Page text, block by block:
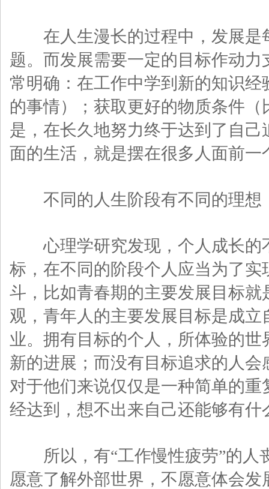
在人生漫长的过程中，发展是
题。而发展需要一定的目标作动
常明确：在工作中学到新的知识
的事情）；获取更好的物质条件
是，在长久地努力终于达到了自
面的生活，就是摆在很多人面前
不同的人生阶段有不同的理想
心理学研究发现，个人成长的
标，在不同的阶段个人应当为了
斗，比如青春期的主要发展目标
观，青年人的主要发展目标是成
业。拥有目标的个人，所体验的
新的进展；而没有目标追求的人
对于他们来说仅仅是一种简单的
经达到，想不出来自己还能够有什
所以，有“工作慢性疲劳”的人
愿意了解外部世界，不愿意体会